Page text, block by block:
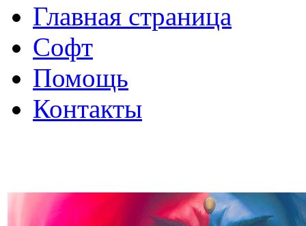
Главная страница
Софт
Помощь
Контакты